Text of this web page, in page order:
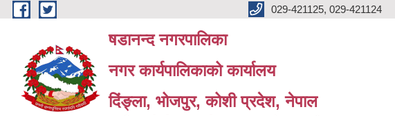
Skip to main content 029-421125, 029-421124
षडानन्द नगरपालिका
नगर कार्यपालिकाको कार्यालय
दिंङ्ला, भोजपुर, कोशी प्रदेश, नेपाल